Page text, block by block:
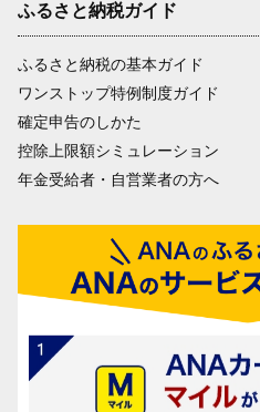
ふるさと納税ガイド
ふるさと納税の基本ガイド
ワンストップ特例制度ガイド
確定申告のしかた
控除上限額シミュレーション
年金受給者・自営業者の方へ